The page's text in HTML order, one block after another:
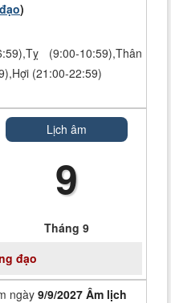
)
(9:00-10:59),Thân
(21:00-22:59)
Lịch âm
9
Tháng 9
đạo
ngày 9/9/2027 Âm lịch